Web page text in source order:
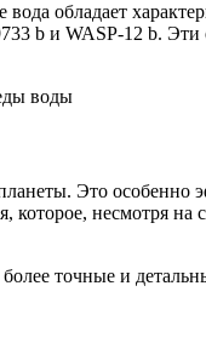
вода обладает
b и WASP-12 b.
Это особенно
несмотря на
точные и